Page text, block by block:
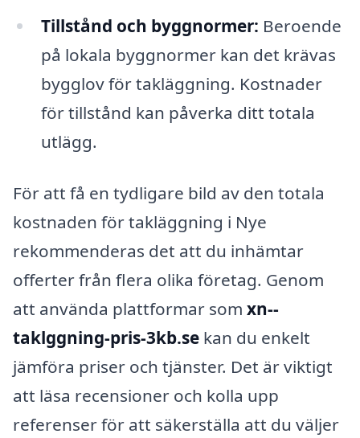
Tillstånd och byggnormer: Beroende
på lokala byggnormer kan det krävas
bygglov för takläggning. Kostnader
för tillstånd kan påverka ditt totala
utlägg.
För att få en tydligare bild av den totala
kostnaden för takläggning i Nye
rekommenderas det att du inhämtar
offerter från flera olika företag. Genom
att använda plattformar som xn--
taklggning-pris-3kb.se kan du enkelt
jämföra priser och tjänster. Det är viktigt
att läsa recensioner och kolla upp
referenser för att säkerställa att du väljer